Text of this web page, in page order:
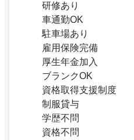
研修あり
車通勤OK
駐車場あり
雇用保険完備
厚生年金加入
ブランクOK
資格取得支援制度
制服貸与
学歴不問
資格不問